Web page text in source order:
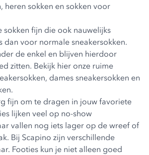
, heren sokken en sokken voor
sokken fijn die ook nauwelijks
dan voor normale sneakersokken.
de enkel en blijven hierdoor
zitten. Bekijk hier onze ruime
, dames sneakersokken en
.
fijn om te dragen in jouw favoriete
lijken veel op no-show
vallen nog iets lager op de wreef of
Bij Scapino zijn verschillende
Footies kun je niet alleen goed